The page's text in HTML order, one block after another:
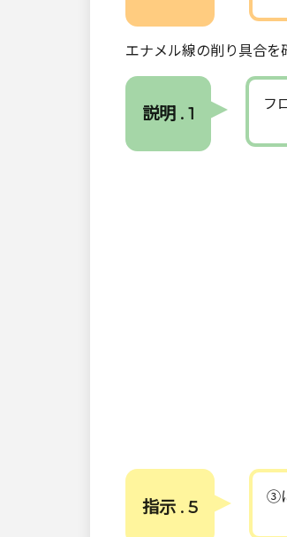
エナメル線の削り具合を
説明 . 1 フ
指示 . 5 ③